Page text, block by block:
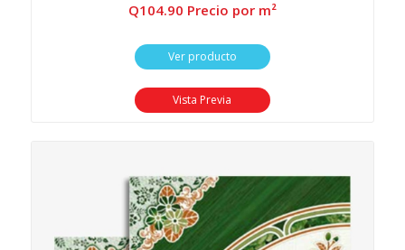
Q104.90 Precio por m²
Ver producto
Vista Previa